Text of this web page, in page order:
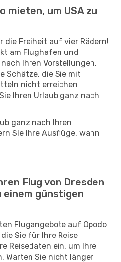
mieten, um USA zu
die Freiheit auf vier Rädern!
am Flughafen und
Ihren Vorstellungen.
Schätze, die Sie mit
nicht erreichen
Ihren Urlaub ganz nach
ganz nach Ihren
Sie Ihre Ausflüge, wann
Flug von Dresden
einem günstigen
Flugangebote auf Opodo
Sie für Ihre Reise
Reisedaten ein, um Ihre
Warten Sie nicht länger